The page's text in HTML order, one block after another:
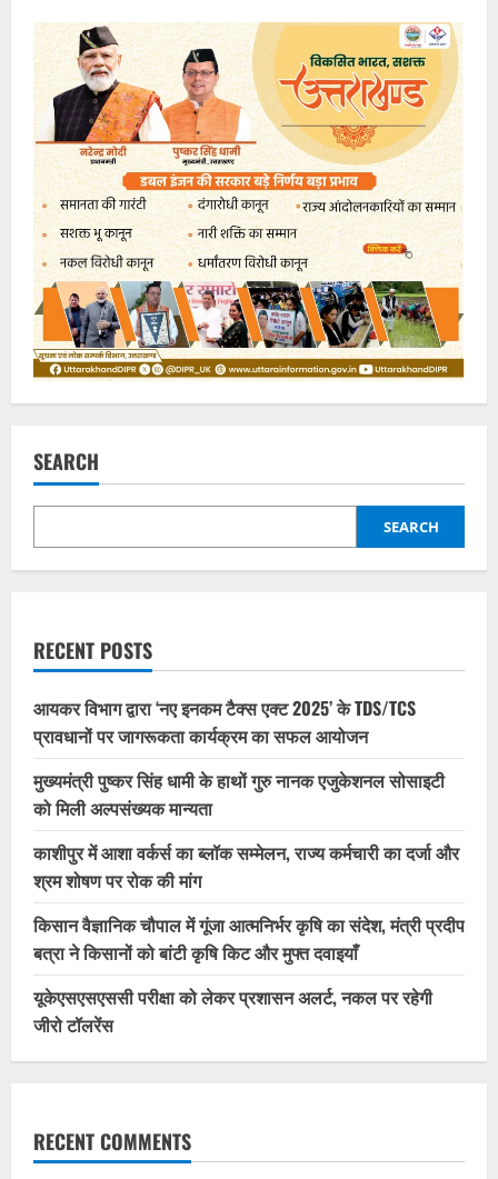
SEARCH
SEARCH
RECENT POSTS
आयकर विभाग द्वारा ‘नए इनकम टैक्स एक्ट 2025’ के TDS/TCS
प्रावधानों पर जागरूकता कार्यक्रम का सफल आयोजन
मुख्यमंत्री पुष्कर सिंह धामी के हाथों गुरु नानक एजुकेशनल सोसाइटी
को मिली अल्पसंख्यक मान्यता
काशीपुर में आशा वर्कर्स का ब्लॉक सम्मेलन, राज्य कर्मचारी का दर्जा और
श्रम शोषण पर रोक की मांग
किसान वैज्ञानिक चौपाल में गूंजा आत्मनिर्भर कृषि का संदेश, मंत्री प्रदीप
बत्रा ने किसानों को बांटी कृषि किट और मुफ्त दवाइयाँ
यूकेएसएसएससी परीक्षा को लेकर प्रशासन अलर्ट, नकल पर रहेगी
जीरो टॉलरेंस
RECENT COMMENTS